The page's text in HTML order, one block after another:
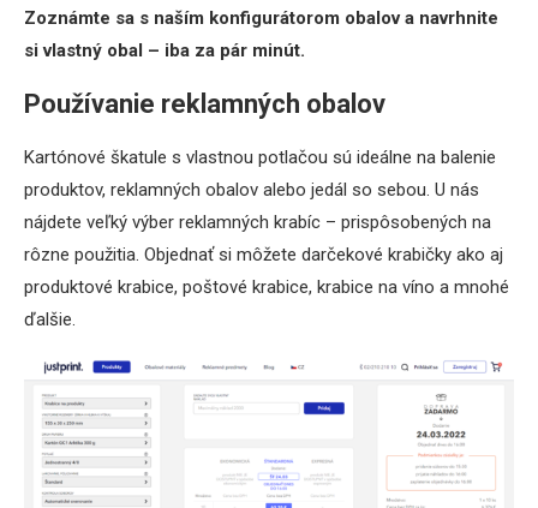
Zoznámte sa s naším konfigurátorom obalov a navrhnite
si vlastný obal – iba za pár minút.
Používanie reklamných obalov
Kartónové škatule s vlastnou potlačou sú ideálne na balenie
produktov, reklamných obalov alebo jedál so sebou. U nás
nájdete veľký výber reklamných krabíc – prispôsobených na
rôzne použitia. Objednať si môžete darčekové krabičky ako aj
produktové krabice, poštové krabice, krabice na víno a mnohé
ďalšie.